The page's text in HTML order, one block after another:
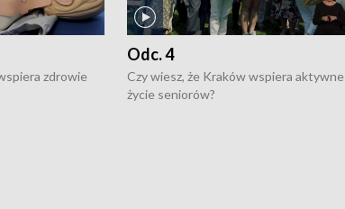
zdrowie
Odc. 4
Czy wiesz, że Kraków wspiera aktywne
życie seniorów?